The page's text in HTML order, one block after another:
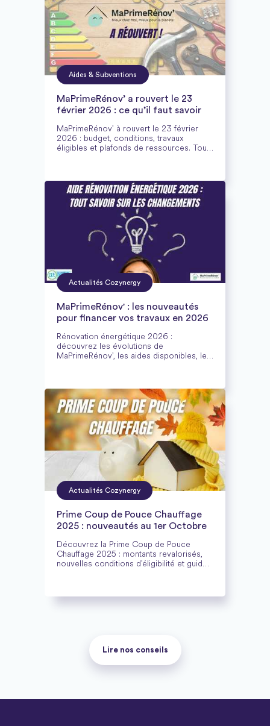
Aides & Subventions
MaPrimeRénov’ a rouvert le 23
février 2026 : ce qu’il faut savoir
MaPrimeRénov’ à rouvert le 23 février
2026 : budget, conditions, travaux
éligibles et plafonds de ressources. Tout
Actualités Cozynergy
MaPrimeRénov' : les nouveautés
pour financer vos travaux en 2026
Rénovation énergétique 2026 :
découvrez les évolutions de
MaPrimeRénov’, les aides disponibles, les
Actualités Cozynergy
Prime Coup de Pouce Chauffage
2025 : nouveautés au 1er Octobre
Découvrez la Prime Coup de Pouce
Chauffage 2025 : montants revalorisés,
nouvelles conditions d’éligibilité et guide
Lire nos conseils